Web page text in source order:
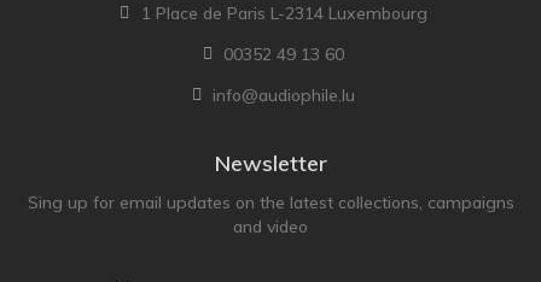
1 Place de Paris L-2314 Luxembourg
00352 49 13 60
info@audiophile.lu
Newsletter
Sing up for email updates on the latest collections, campaigns
and video